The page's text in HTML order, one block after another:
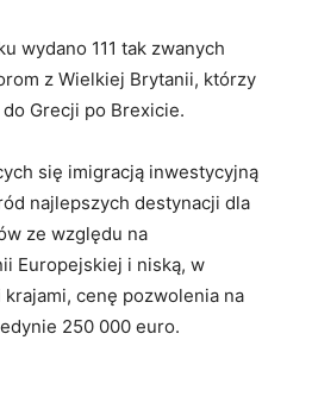
wydano 111 tak zwanych
z Wielkiej Brytanii, którzy
Grecji po Brexicie.
się imigracją inwestycyjną
najlepszych destynacji dla
ze względu na
Europejskiej i niską, w
cenę pozwolenia na
250 000 euro.